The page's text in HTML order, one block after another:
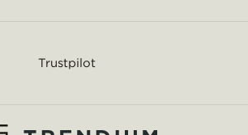
Trustpilot